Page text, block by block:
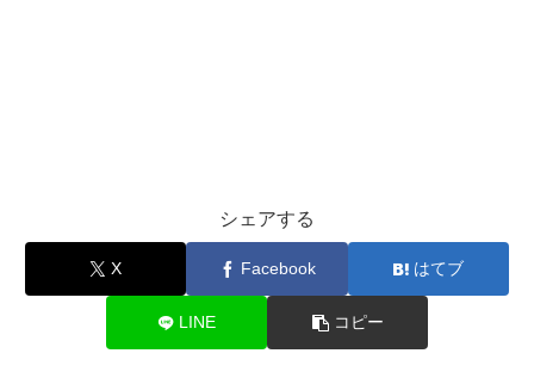
シェアする
X Facebook はてブ
LINE コピー